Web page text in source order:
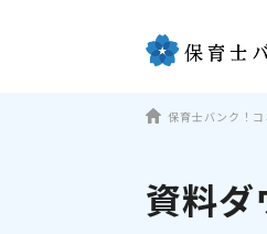
保育士バンク！コ
資料ダ